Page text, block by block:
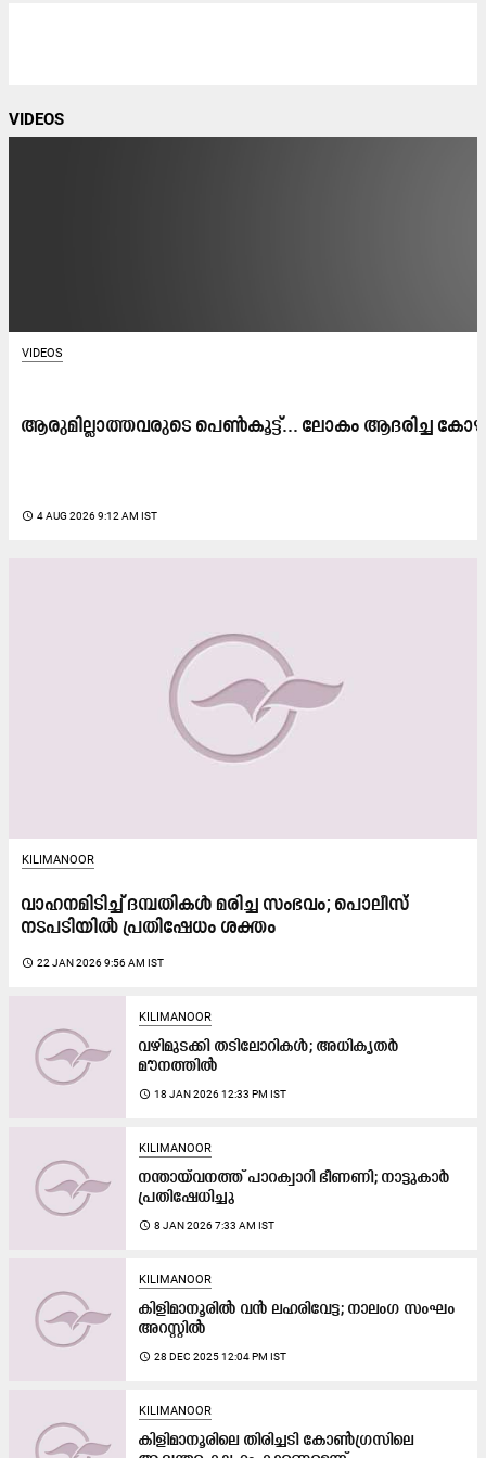
VIDEOS
VIDEOS
ആരുമില്ലാത്തവരുടെ പെൺകൂട്ട്... ലോകം ആദരിച്ച
access_time 4 AUG 2026 9:12 AM IST
KILIMANOOR
വാഹനമിടിച്ച് ദമ്പതികൾ മരിച്ച സംഭവം; പൊലീസ്
നടപടിയിൽ പ്രതിഷേധം ശക്തം
access_time 22 JAN 2026 9:56 AM IST
KILIMANOOR
വഴിമുടക്കി തടിലോറികൾ; അധികൃതർ
മൗനത്തിൽ
access_time 18 JAN 2026 12:33 PM IST
KILIMANOOR
നന്തായ്‌വനത്ത് പാറക്വാറി ഭീണണി; നാട്ടുകാർ
പ്രതിഷേധിച്ചു
access_time 8 JAN 2026 7:33 AM IST
KILIMANOOR
കിളിമാനൂരിൽ വൻ ലഹരിവേട്ട; നാലംഗ സംഘം
അറസ്റ്റിൽ
access_time 28 DEC 2025 12:04 PM IST
KILIMANOOR
കിളിമാനൂരിലെ തിരിച്ചടി കോൺഗ്രസിലെ